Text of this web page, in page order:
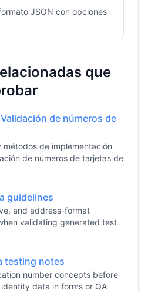
JSON con opciones
que
de números de
de implementación
de números de tarjetas de
guidelines
and address-format
validating generated test
testing notes
number concepts before
data in forms or QA